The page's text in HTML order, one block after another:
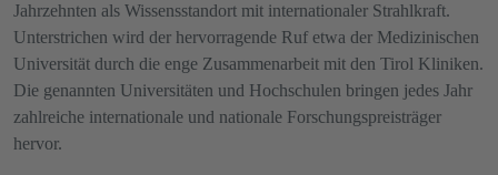
Jahrzehnten als Wissensstandort mit internationaler Strahlkraft.
Unterstrichen wird der hervorragende Ruf etwa der Medizinischen
Universität durch die enge Zusammenarbeit mit den Tirol Kliniken.
Die genannten Universitäten und Hochschulen bringen jedes Jahr
zahlreiche internationale und nationale Forschungspreisträger
hervor.